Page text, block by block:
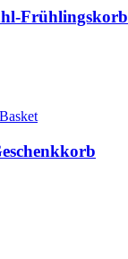
Frühlingskorb